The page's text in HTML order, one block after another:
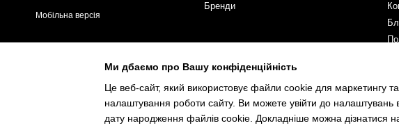
Мобільна версія
Бренди
Ми дбаємо про Вашу конфіденційність
Це веб-сайт, який використовує файли cookie для маркетингу
налаштування роботи сайту. Ви можете увійти до
дату народження файлів cookie. Докладніше можна дізнатися на